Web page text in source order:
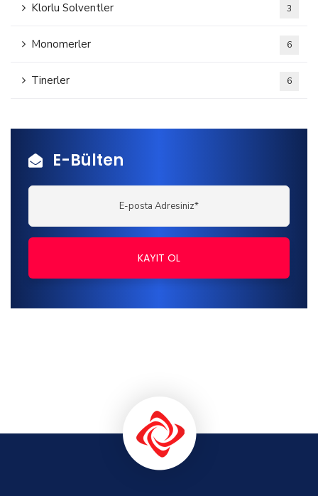
Klorlu Solventler 3
Monomerler 6
Tinerler 6
E-Bülten